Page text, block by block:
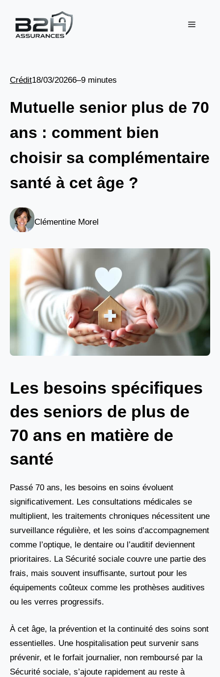
contenu
Menu
Crédit18/03/20266–9 minutes
Mutuelle senior plus de 70
ans : comment bien
choisir sa complémentaire
santé à cet âge ?
Clémentine Morel
Les besoins spécifiques
des seniors de plus de
70 ans en matière de
santé
Passé 70 ans, les besoins en soins évoluent
significativement. Les consultations médicales se
multiplient, les traitements chroniques nécessitent une
surveillance régulière, et les soins d’accompagnement
comme l’optique, le dentaire ou l’auditif deviennent
prioritaires. La Sécurité sociale couvre une partie des
frais, mais souvent insuffisante, surtout pour les
équipements coûteux comme les prothèses auditives
ou les verres progressifs.
À cet âge, la prévention et la continuité des soins sont
essentielles. Une hospitalisation peut survenir sans
prévenir, et le forfait journalier, non remboursé par la
Sécurité sociale, s’ajoute rapidement au reste à